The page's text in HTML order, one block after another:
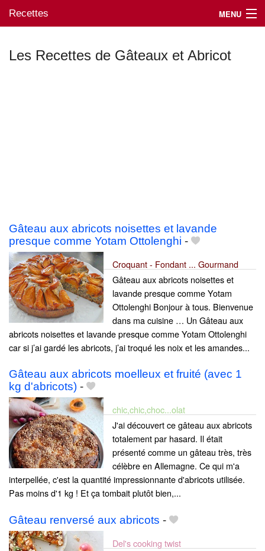
Recettes MENU
Les Recettes de Gâteaux et Abricot
Gâteau aux abricots noisettes et lavande
presque comme Yotam Ottolenghi -
Croquant - Fondant ... Gourmand
Gâteau aux abricots noisettes et
lavande presque comme Yotam
Ottolenghi Bonjour à tous. Bienvenue
dans ma cuisine … Un Gâteau aux
abricots noisettes et lavande presque comme Yotam Ottolenghi
car si j’ai gardé les abricots, j’ai troqué les noix et les amandes...
Gâteau aux abricots moelleux et fruité (avec 1
kg d'abricots) -
chic,chic,choc...olat
J'ai découvert ce gâteau aux abricots
totalement par hasard. Il était
présenté comme un gâteau très, très
célèbre en Allemagne. Ce qui m'a
interpellée, c'est la quantité impressionnante d'abricots utilisée.
Pas moins d'1 kg ! Et ça tombait plutôt bien,...
Gâteau renversé aux abricots -
Del's cooking twist